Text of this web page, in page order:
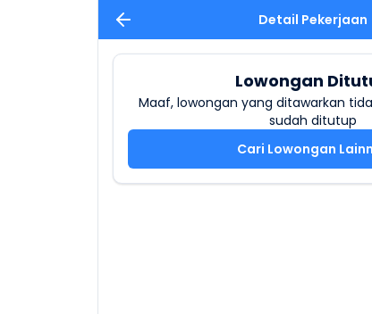
Detail Pekerjaan
Lowongan
Maaf, lowongan yang ditawarkan
sudah ditutup
Cari Lowongan